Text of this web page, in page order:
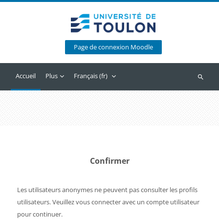
Page de connexion Moodle
Accueil Plus Français ‎(fr)‎
Confirmer
Les utilisateurs anonymes ne peuvent pas consulter les profils
utilisateurs. Veuillez vous connecter avec un compte utilisateur
pour continuer.